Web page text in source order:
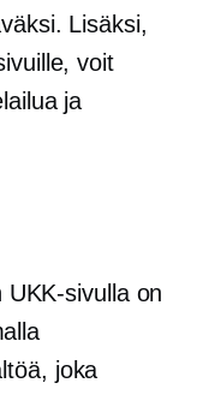
Lisäksi,
voit
ja
sivulla on
joka